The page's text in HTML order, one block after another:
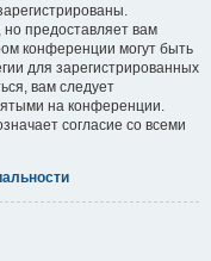
но предоставляет вам
конференции могут быть
для зарегистрированных
вам следует
на конференции.
согласие со всеми